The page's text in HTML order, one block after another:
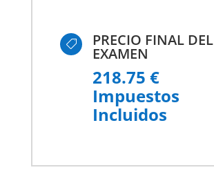
 PRECIO FINAL DEL
EXAMEN
218.75 €
Impuestos
Incluidos